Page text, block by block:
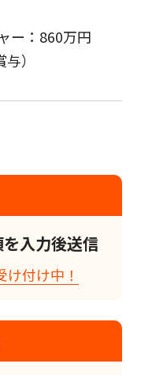
ー：860万円
）
入力後送信
付け中！